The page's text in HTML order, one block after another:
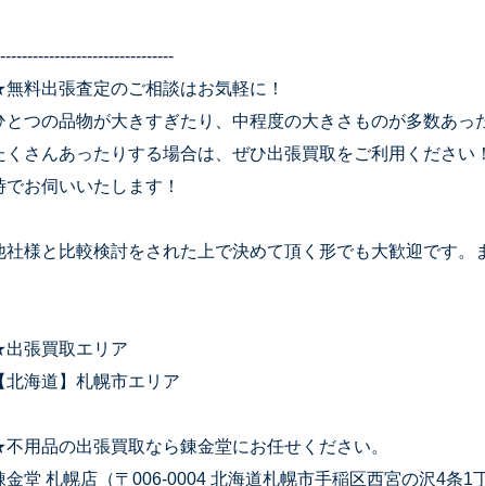
料出張査定のご相談はお気軽に！
とつの品物が大きすぎたり、中程度の大きさものが多数あ
くさんあったりする場合は、ぜひ出張買取をご利用ください
でお伺いいたします！
社様と比較検討をされた上で決めて頂く形でも大歓迎です。
張買取エリア
北海道】札幌市エリア
用品の出張買取なら錬金堂にお任せください。
金堂 札幌店（〒006-0004 北海道札幌市手稲区西宮の沢4条1